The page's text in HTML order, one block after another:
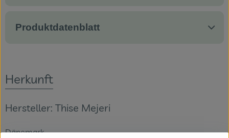
Produktdatenblatt
Herkunft
Hersteller: Thise Mejeri
Dänemark